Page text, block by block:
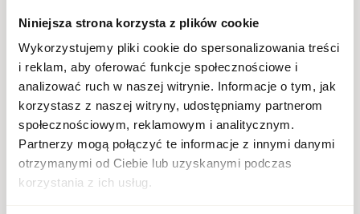
Niniejsza strona korzysta z plików cookie
Wykorzystujemy pliki cookie do spersonalizowania treści
i reklam, aby oferować funkcje społecznościowe i
analizować ruch w naszej witrynie. Informacje o tym, jak
korzystasz z naszej witryny, udostępniamy partnerom
społecznościowym, reklamowym i analitycznym.
Partnerzy mogą połączyć te informacje z innymi danymi
otrzymanymi od Ciebie lub uzyskanymi podczas
korzystania z ich usług.